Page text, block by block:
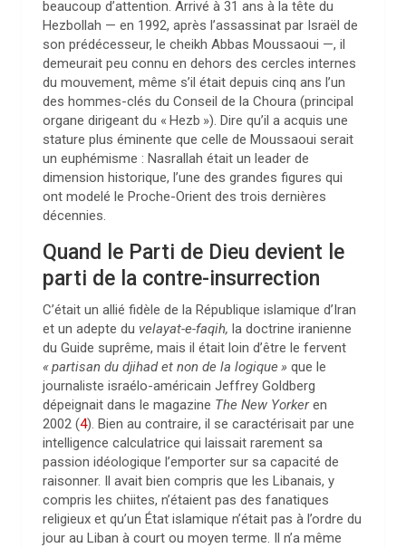
beaucoup d’attention. Arrivé à 31 ans à la tête du
Hezbollah — en 1992, après l’assassinat par Israël de
son prédécesseur, le cheikh Abbas Moussaoui —, il
demeurait peu connu en dehors des cercles internes
du mouvement, même s’il était depuis cinq ans l’un
des hommes-clés du Conseil de la Choura (principal
organe dirigeant du « Hezb »). Dire qu’il a acquis une
stature plus éminente que celle de Moussaoui serait
un euphémisme : Nasrallah était un leader de
dimension historique, l’une des grandes figures qui
ont modelé le Proche-Orient des trois dernières
décennies.
Quand le Parti de Dieu devient le
parti de la contre-insurrection
C’était un allié fidèle de la République islamique d’Iran
et un adepte du velayat-e-faqih, la doctrine iranienne
du Guide suprême, mais il était loin d’être le fervent
«partisan du djihad et non de la logique » que le
journaliste israélo-américain Jeffrey Goldberg
dépeignait dans le magazine The New Yorkeren
2002 (4). Bien au contraire, il se caractérisait par une
intelligence calculatrice qui laissait rarement sa
passion idéologique l’emporter sur sa capacité de
raisonner. Il avait bien compris que les Libanais, y
compris les chiites, n’étaient pas des fanatiques
religieux et qu’un État islamique n’était pas à l’ordre du
jour au Liban à court ou moyen terme. Il n’a même